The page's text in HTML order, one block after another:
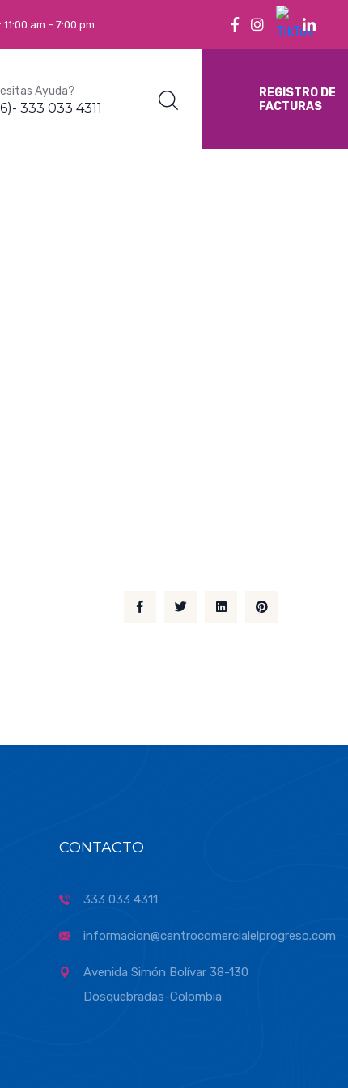
am – 7:00 pm
Ayuda?
333 033 4311
REGISTRO DE
FACTURAS
CONTACTO
333 033 4311
informacion@centrocomercialelprogreso.com
Avenida Simón Bolívar 38-130
Dosquebradas-Colombia